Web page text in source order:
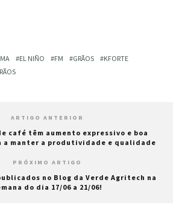
EL NIÑO FM GRÃOS
KFORTE
ARTIGO ANTERIOR
café têm aumento expressivo e boa
a manter a produtividade e qualidade
PRÓXIMO ARTIGO
no Blog da Verde Agritech na
do dia 17/06 a 21/06!